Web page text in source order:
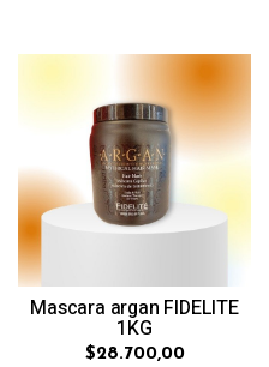
Mascara argan FIDELITE
1KG
$28.700,00